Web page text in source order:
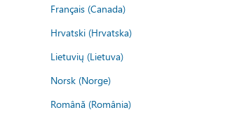
Français (Canada)
Hrvatski (Hrvatska)
Lietuvių (Lietuva)
Norsk (Norge)
Română (România)